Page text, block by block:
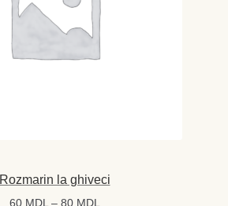
Rozmarin la ghiveci
60 MDL – 80 MDL